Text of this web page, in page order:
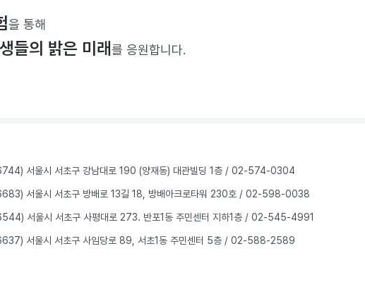
을 통해
들의 밝은 미래를 응원합니다.
서울시 서초구 강남대로 190 (양재동) 대관빌딩 1층 / 02-574-0304
서울시 서초구 방배로 13길 18, 방배아크로타워 230호 / 02-598-0038
서울시 서초구 사평대로 273. 반포1동 주민센터 지하1층 / 02-545-4991
서울시 서초구 사임당로 89, 서초1동 주민센터 5층 / 02-588-2589